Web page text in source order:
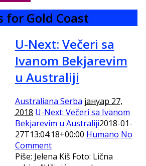
for Gold Coast
U-Next: Večeri sa
Ivanom Bekjarevim
u Australiji
Australiana Serba јануар 27,
2018 U-Next: Večeri sa Ivanom
Bekjarevim u Australiji2018-01-
27T13:04:18+00:00 Humano No
Comment
Piše: Jelena Kiš Foto: Lična